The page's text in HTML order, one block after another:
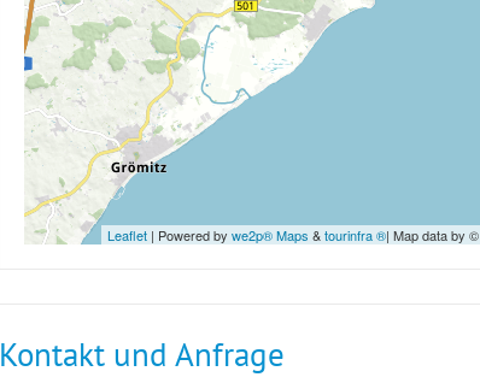
Leaflet | Powered by we2p® Maps &tourinfra ®| Map data by ©
Kontakt und Anfrage